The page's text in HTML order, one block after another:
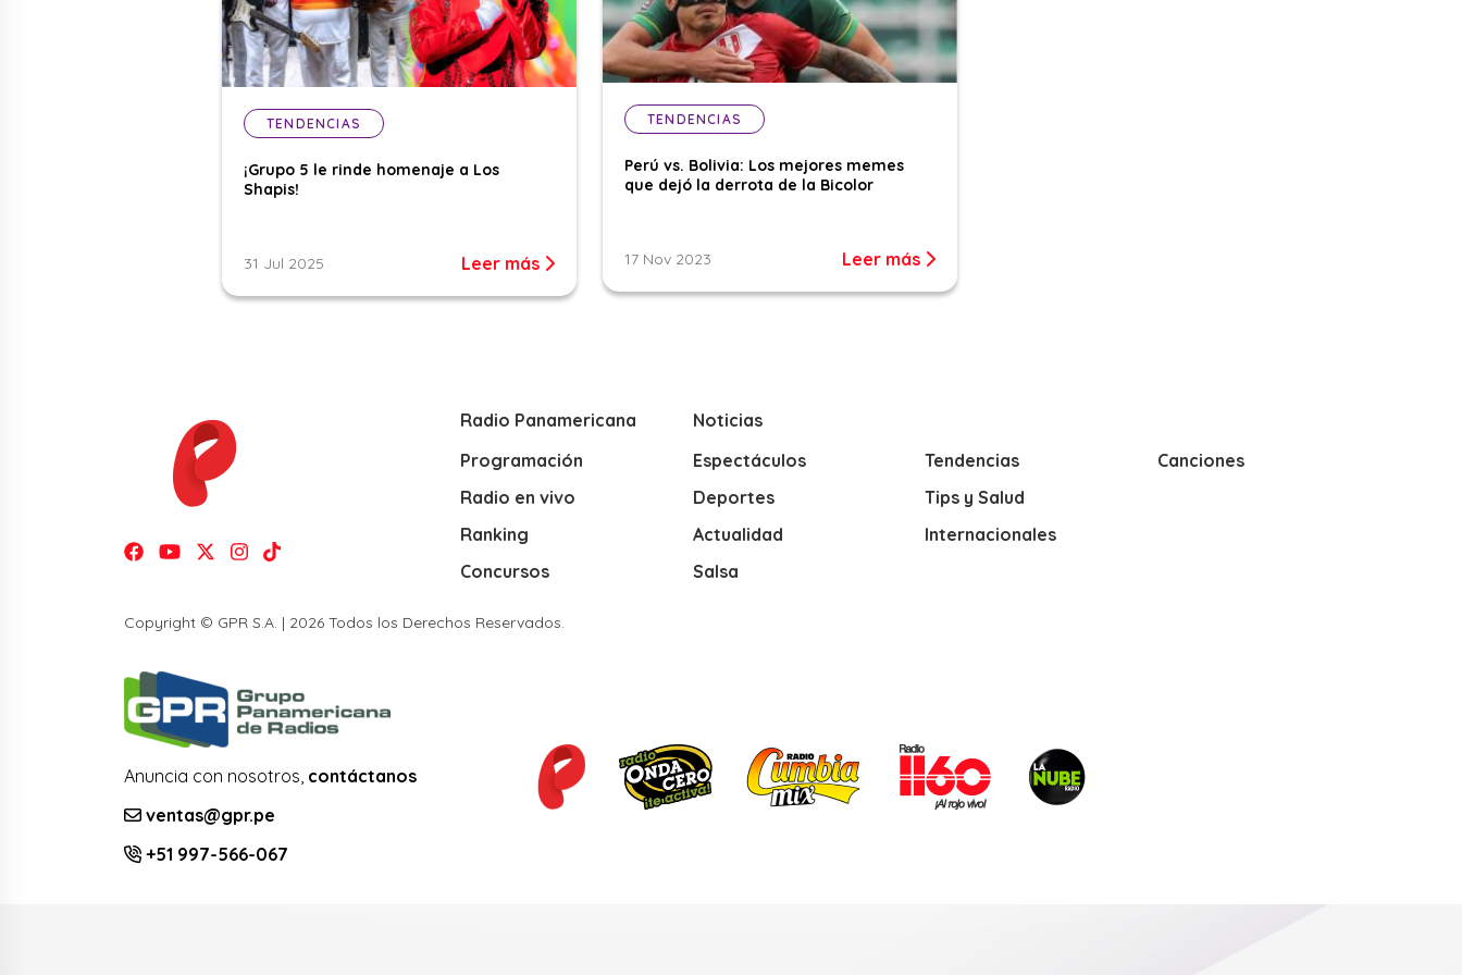
TENDENCIAS
¡Grupo 5 le rinde homenaje a Los
Shapis!
31 Jul 2025 Leer más
TENDENCIAS
Perú vs. Bolivia: Los mejores memes
que dejó la derrota de la Bicolor
17 Nov 2023 Leer más
Radio Panamericana
Programación
Radio en vivo
Ranking
Concursos
Noticias
Espectáculos
Deportes
Actualidad
Salsa
Tendencias
Tips y Salud
Internacionales
Canciones
Copyright © GPR S.A. | 2026 Todos los Derechos Reservados.
Anuncia con nosotros, contáctanos
ventas@gpr.pe
+51 997-566-067